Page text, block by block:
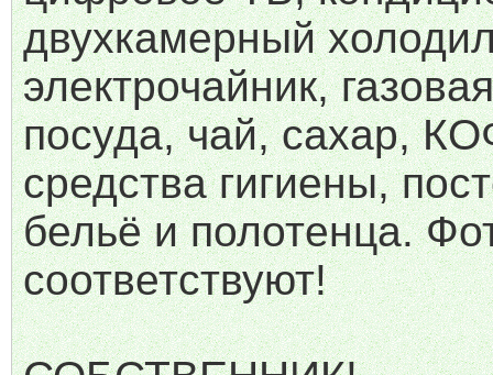
двухкамерный
электрочайник,
посуда, чай, сахар,
средства гигиены,
бельё и полотенца.
соответствуют!